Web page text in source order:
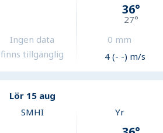
Ingen data
finns tillgänglig
36°
27°
0 mm
4 (- -) m/s
Lör 15 aug
SMHI Yr